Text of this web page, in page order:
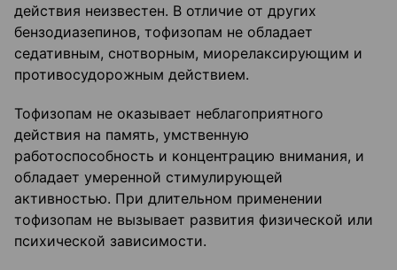
действия неизвестен. В отличие от других
бензодиазепинов, тофизопам не обладает
седативным, снотворным, миорелаксирующим и
противосудорожным действием.
Тофизопам не оказывает неблагоприятного
действия на память, умственную
работоспособность и концентрацию внимания, и
обладает умеренной стимулирующей
активностью. При длительном применении
тофизопам не вызывает развития физической или
психической зависимости.